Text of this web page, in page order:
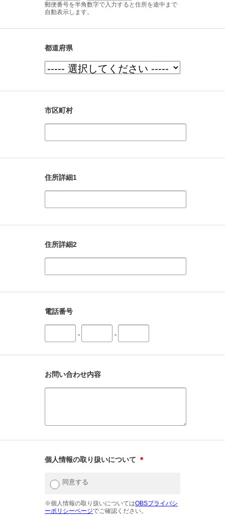
郵便番号を半角数字で入力すると住所を途中まで
自動表示します。
都道府県
市区町村
住所詳細1
住所詳細2
電話番号
- -
お問い合わせ内容
個人情報の取り扱いについて ＊
同意する
※個人情報の取り扱いについてはOBSプライバシ
ーポリシーページでご確認ください。